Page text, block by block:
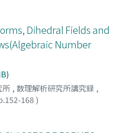
Dihedral Fields and
Number
所 , 数理解析研究所講究録 ,
168 )